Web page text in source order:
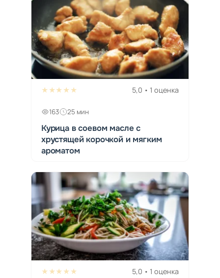
★★★★★ 5,0 • 1 оценка
163 25 мин
Курица в соевом масле с
хрустящей корочкой и мягким
ароматом
★★★★★ 5,0 • 1 оценка